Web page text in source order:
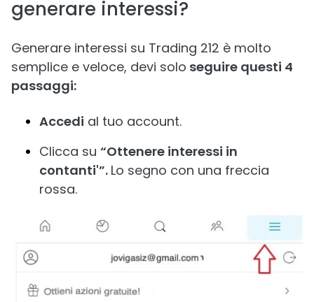
generare interessi?
Generare interessi su Trading 212 è molto
semplice e veloce, devi solo seguire questi 4
passaggi:
Accedi al tuo account.
Clicca su “Ottenere interessi in
contanti'”. Lo segno con una freccia
rossa.